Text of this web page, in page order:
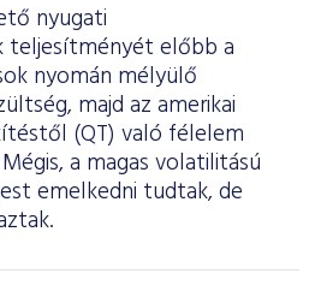
nyugati
teljesítményét előbb a
nyomán mélyülő
majd az amerikai
(QT) való félelem
a magas volatilitású
emelkedni tudtak, de